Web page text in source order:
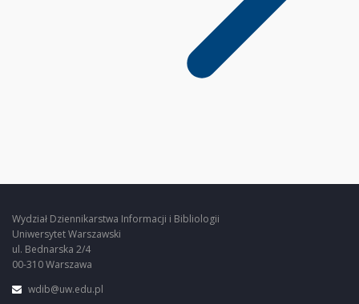
Wydział Dziennikarstwa Informacji i Bibliologii
Uniwersytet Warszawski
ul. Bednarska 2/4
00-310 Warszawa
wdib@uw.edu.pl